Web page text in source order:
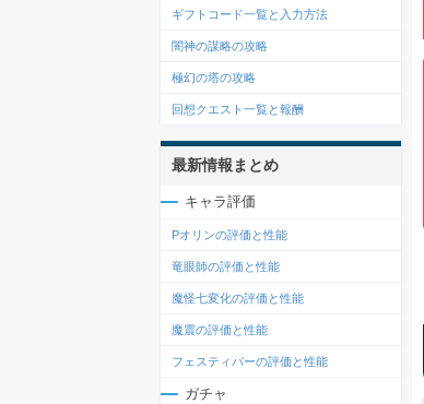
ギフトコード一覧と入力方法
闇神の謀略の攻略
極幻の塔の攻略
回想クエスト一覧と報酬
最新情報まとめ
キャラ評価
Pオリンの評価と性能
竜眼師の評価と性能
魔怪七変化の評価と性能
魔震の評価と性能
フェスティバーの評価と性能
ガチャ